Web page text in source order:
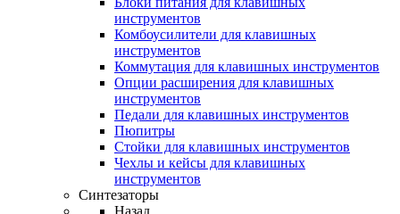
инструментов
Комбоусилители для клавишных
инструментов
Коммутация для клавишных инструментов
Опции расширения для клавишных
инструментов
Педали для клавишных инструментов
Пюпитры
Стойки для клавишных инструментов
Чехлы и кейсы для клавишных
инструментов
Синтезаторы
Назад